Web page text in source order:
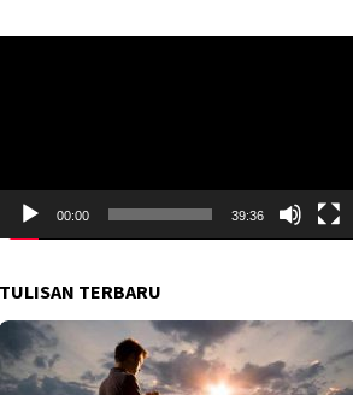
00:00 39:36
TULISAN TERBARU